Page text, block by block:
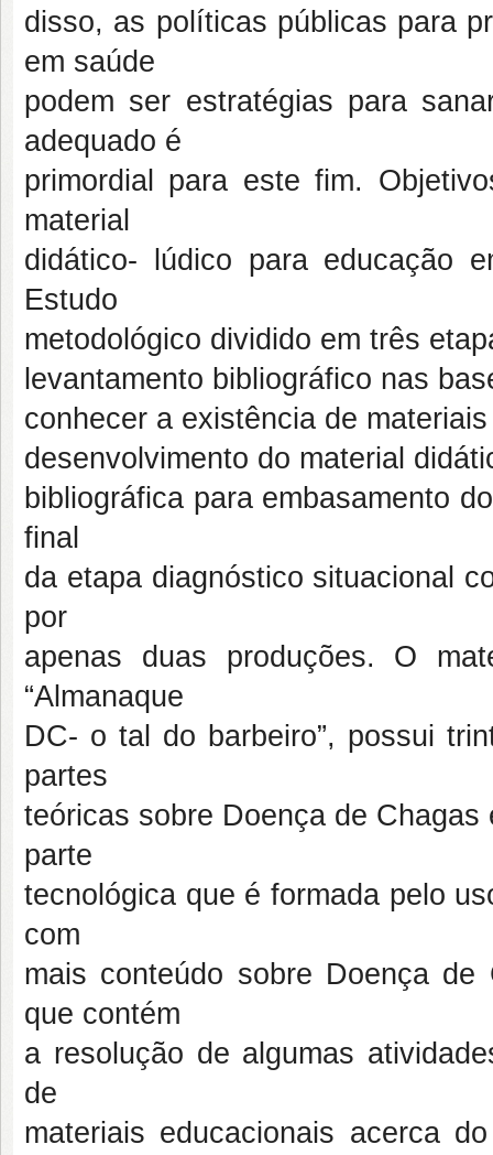
disso, as políticas públicas para
em saúde
podem ser estratégias para
adequado é
primordial para este fim.
material
didático- lúdico para educação
Estudo
metodológico dividido em três
levantamento bibliográfico nas
conhecer a existência de
desenvolvimento do material
bibliográfica para embasamento
final
da etapa diagnóstico situacional
por
apenas duas produções. O
“Almanaque
DC- o tal do barbeiro”, possui
partes
teóricas sobre Doença de
parte
tecnológica que é formada pelo
com
mais conteúdo sobre Doença
que contém
a resolução de algumas
de
materiais educacionais acerca